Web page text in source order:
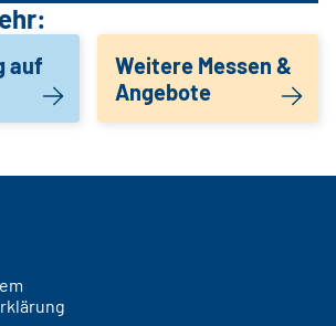
auf
Weitere Messen &
Angebote